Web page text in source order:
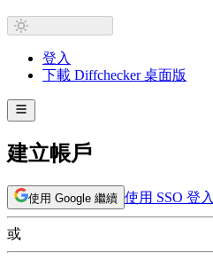
登入
下載 Diffchecker 桌面版
建立帳戶
使用 Google 繼續 使用 SSO 登入
或